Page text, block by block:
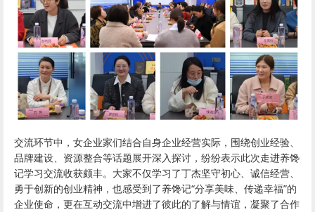
交流环节中，女企业家们结合自身企业经营实际，围绕创业经验、
品牌建设、资源整合等话题展开深入探讨，纷纷表示此次走进养馋
记学习交流收获颇丰。大家不仅学习了丁杰坚守初心、诚信经营、
勇于创新的创业精神，也感受到了养馋记“分享美味、传递幸福”的
企业使命，更在互动交流中增进了彼此的了解与情谊，凝聚了合作